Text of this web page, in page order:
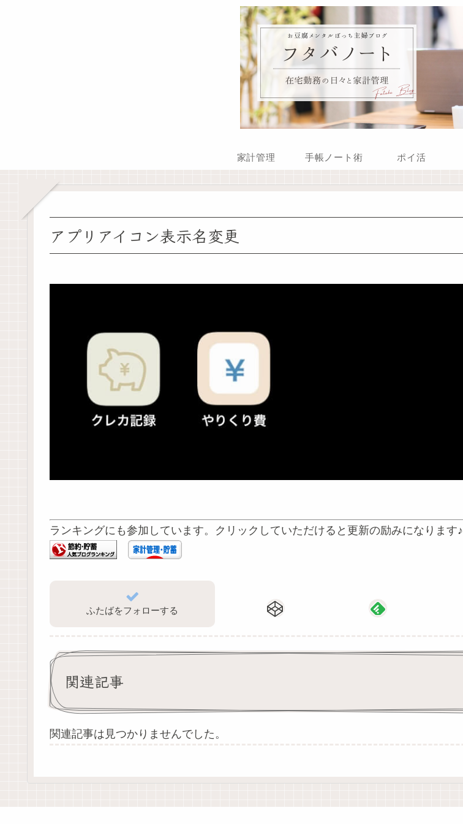
家計管理 手帳ノート術 ポイ活
アプリアイコン表示名変更
ランキングにも参加しています。クリックしていただけると更新の励みになります♪
ふたばをフォローする
関連記事
関連記事は見つかりませんでした。